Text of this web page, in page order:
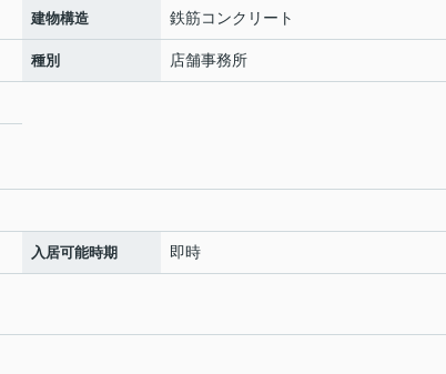
建物構造 鉄筋コンクリート
種別 店舗事務所
入居可能時期 即時